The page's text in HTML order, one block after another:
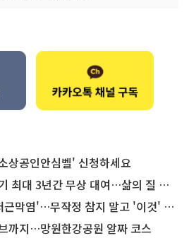
상공인안심벨' 신청하세요
대 3년간 무상 대여…삶의 질 높인다
염'…무작정 참지 말고 '이것' 해보세요!
까지…망원한강공원 알짜 코스